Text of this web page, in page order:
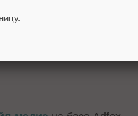
показами на
помогут продвигать